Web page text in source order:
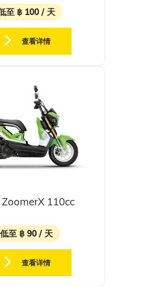
至 ฿ 100 / 天
查看详情
110cc
低至 ฿ 90 / 天
查看详情